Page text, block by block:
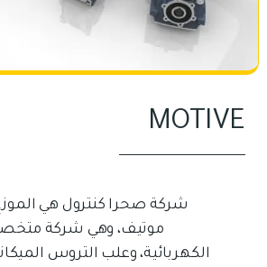
MOTIVE
شركة صحرا كنترول هي
موتيف، وهي شركة
الكهربائية، وعلب التروس